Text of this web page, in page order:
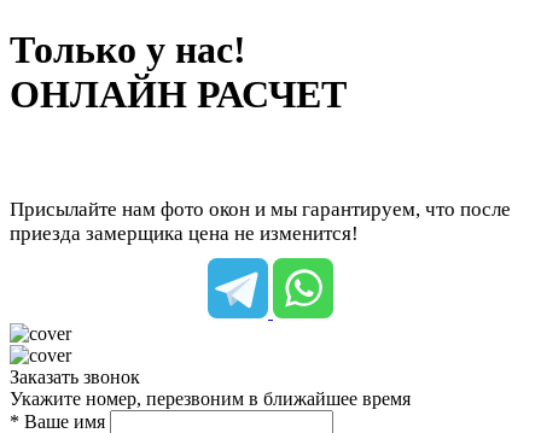
Только у нас!
ОНЛАЙН РАСЧЕТ
Присылайте нам фото окон и мы гарантируем, что после
приезда замерщика цена не изменится!
Заказать звонок
Укажите номер, перезвоним в ближайшее время
* Ваше имя